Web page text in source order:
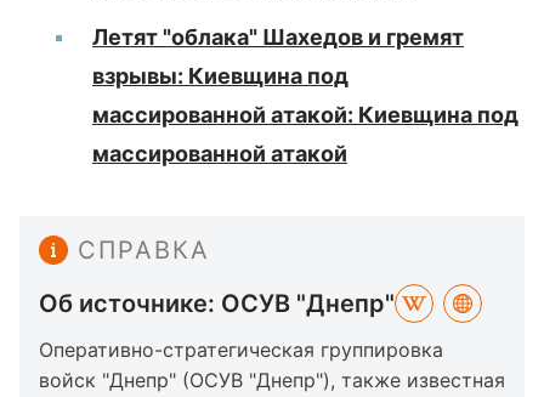
Летят "облака" Шахедов и гремят
взрывы: Киевщина под
массированной атакой: Киевщина под
массированной атакой
СПРАВКА
Об источнике: ОСУВ "Днепр"
Оперативно-стратегическая группировка
войск "Днепр" (ОСУВ "Днепр"), также известная